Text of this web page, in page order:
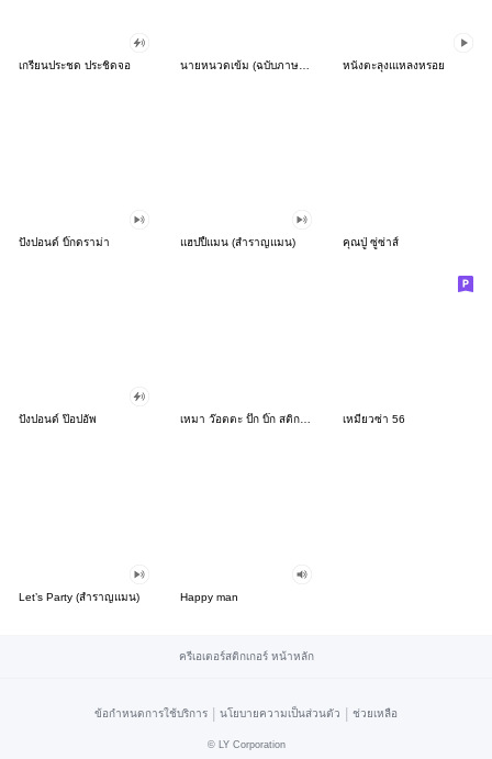
เกรียนประชด ประชิดจอ หนังตะลุงแเหลงหรอย
ปังปอนด์ บิ๊กดราม่า แฮปปี้แมน (สำราญแมน) คุณปู่ ซู่ซ่าส์
ปังปอนด์ ป๊อปอัพ เหมา ว๊อตตะ ปั๊ก บิ๊ก สติกเกอร์ เหมียวซ่า 56
Let’s Party (สำราญแมน) Happy man
ครีเอเตอร์สติกเกอร์ หน้าหลัก
ข้อกำหนดการใช้บริการ | นโยบายความเป็นส่วนตัว | ช่วยเหลือ
© LY Corporation